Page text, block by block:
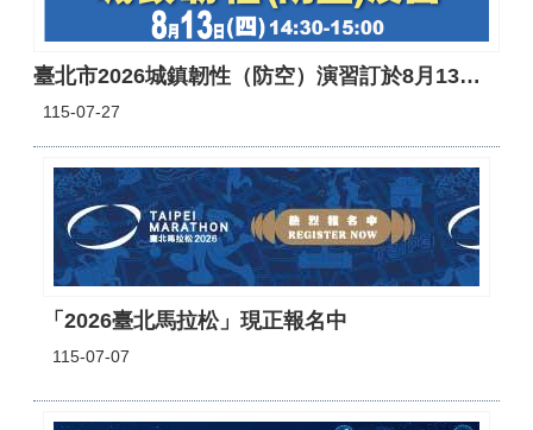
臺北市2026城鎮韌性（防空）演習訂於8月13日 （四）14時30分至15時實施。
115-07-27
「2026臺北馬拉松」現正報名中
115-07-07